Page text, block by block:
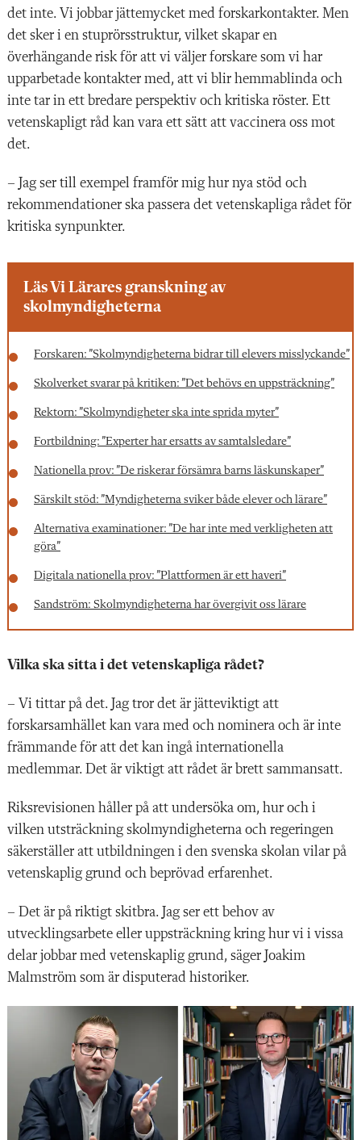
det inte. Vi jobbar jättemycket med forskarkontakter. Men
det sker i en stuprörsstruktur, vilket skapar en
överhängande risk för att vi väljer forskare som vi har
upparbetade kontakter med, att vi blir hemmablinda och
inte tar in ett bredare perspektiv och kritiska röster. Ett
vetenskapligt råd kan vara ett sätt att vaccinera oss mot
det.
– Jag ser till exempel framför mig hur nya stöd och
rekommendationer ska passera det vetenskapliga rådet för
kritiska synpunkter.
Läs Vi Lärares granskning av
skolmyndigheterna
Forskaren: ”Skolmyndigheterna bidrar till elevers misslyckande”
Skolverket svarar på kritiken: ”Det behövs en uppsträckning”
Rektorn: ”Skolmyndigheter ska inte sprida myter”
Fortbildning: ”Experter har ersatts av samtalsledare”
Nationella prov: ”De riskerar försämra barns läskunskaper”
Särskilt stöd: ”Myndigheterna sviker både elever och lärare”
Alternativa examinationer: ”De har inte med verkligheten att
göra”
Digitala nationella prov: ”Plattformen är ett haveri”
Sandström: Skolmyndigheterna har övergivit oss lärare
Vilka ska sitta i det vetenskapliga rådet?
– Vi tittar på det. Jag tror det är jätteviktigt att
forskarsamhället kan vara med och nominera och är inte
främmande för att det kan ingå internationella
medlemmar. Det är viktigt att rådet är brett sammansatt.
Riksrevisionen håller på att undersöka om, hur och i
vilken utsträckning skolmyndigheterna och regeringen
säkerställer att utbildningen i den svenska skolan vilar på
vetenskaplig grund och beprövad erfarenhet.
– Det är på riktigt skitbra. Jag ser ett behov av
utvecklingsarbete eller uppsträckning kring hur vi i vissa
delar jobbar med vetenskaplig grund, säger Joakim
Malmström som är disputerad historiker.